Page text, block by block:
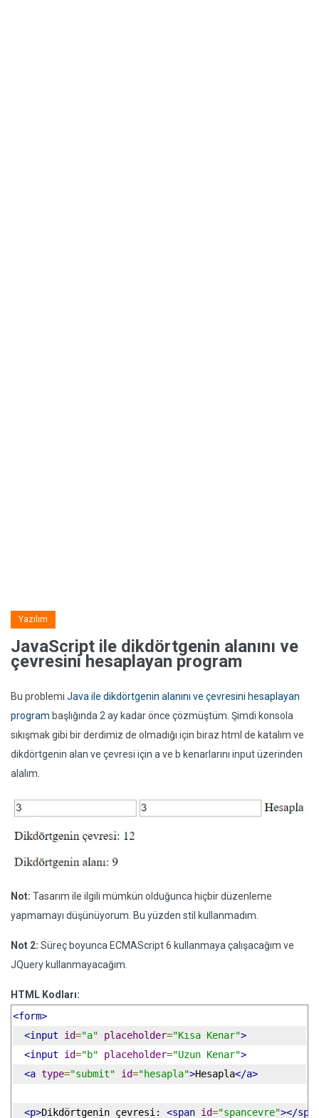
Yazılım
JavaScript ile dikdörtgenin alanını ve
çevresini hesaplayan program
Bu problemi Java ile dikdörtgenin alanını ve çevresini hesaplayan
program başlığında 2 ay kadar önce çözmüştüm. Şimdi konsola
sıkışmak gibi bir derdimiz de olmadığı için biraz html de katalım ve
dikdörtgenin alan ve çevresi için a ve b kenarlarını input üzerinden
alalım.
Not: Tasarım ile ilgili mümkün olduğunca hiçbir düzenleme
yapmamayı düşünüyorum. Bu yüzden stil kullanmadım.
Not 2: Süreç boyunca ECMAScript 6 kullanmaya çalışacağım ve
JQuery kullanmayacağım.
HTML Kodları:
<form>
<input
id="a" placeholder="Kısa Kenar">
<input
id="b" placeholder="Uzun Kenar">
<a type="submit" id="hesapla">Hesapla</a>
<p>Dikdörtgenin çevresi: <span id="spancevre"></